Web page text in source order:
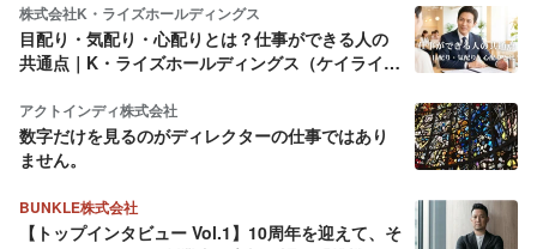
株式会社K・ライズホールディングス
目配り・気配り・心配りとは？仕事ができる人の
共通点｜K・ライズホールディングス（ケイライ
アクトインディ株式会社
数字だけを見るのがディレクターの仕事ではあり
ません。
BUNKLE株式会社
【トップインタビュー Vol.1】10周年を迎えて、そ